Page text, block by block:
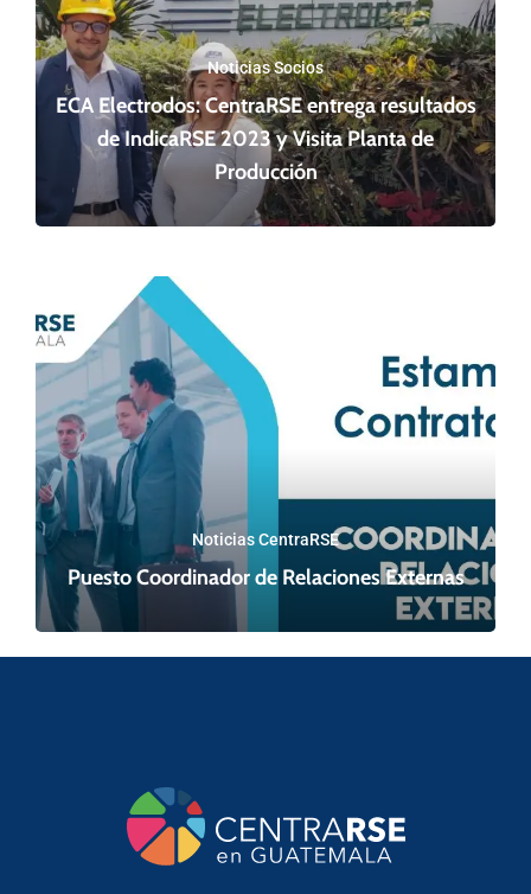
Noticias Socios
ECA Electrodos: CentraRSE entrega resultados
de IndicaRSE 2023 y Visita Planta de
Producción
Noticias CentraRSE
Puesto Coordinador de Relaciones Externas